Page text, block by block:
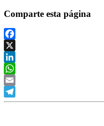
Comparte esta página
Facebook
X
LinkedIn
WhatsApp
Email
Telegram